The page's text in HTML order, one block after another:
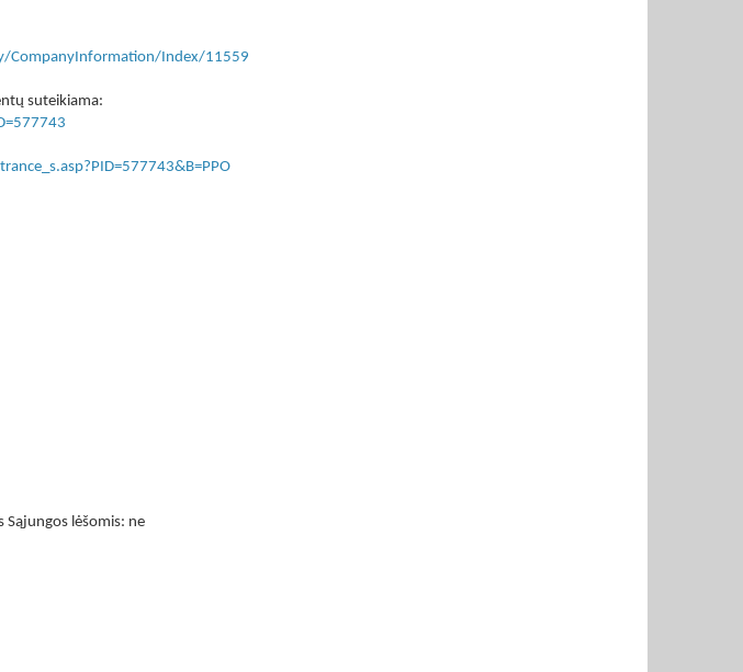
CompanyInformation/Index/11559
suteikiama:
lėšomis: ne